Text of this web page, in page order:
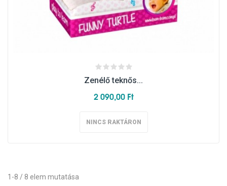
Zenélő teknős...
2 090,00 Ft
NINCS RAKTÁRON
1-8 / 8 elem mutatása